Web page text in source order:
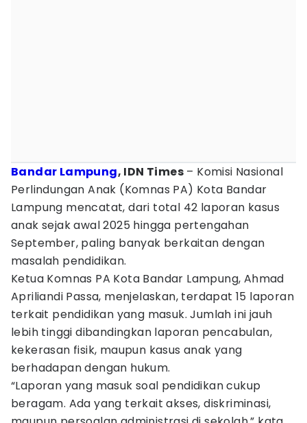
Bandar Lampung, IDN Times – Komisi Nasional
Perlindungan Anak (Komnas PA) Kota Bandar
Lampung mencatat, dari total 42 laporan kasus
anak sejak awal 2025 hingga pertengahan
September, paling banyak berkaitan dengan
masalah pendidikan.
Ketua Komnas PA Kota Bandar Lampung, Ahmad
Apriliandi Passa, menjelaskan, terdapat 15 laporan
terkait pendidikan yang masuk. Jumlah ini jauh
lebih tinggi dibandingkan laporan pencabulan,
kekerasan fisik, maupun kasus anak yang
berhadapan dengan hukum.
“Laporan yang masuk soal pendidikan cukup
beragam. Ada yang terkait akses, diskriminasi,